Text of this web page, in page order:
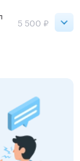
5 500 ₽